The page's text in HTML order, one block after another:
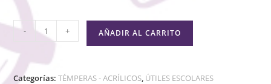
- + AÑADIR AL CARRITO
Categorías:TÉMPERAS - ACRÍLICOS, ÚTILES ESCOLARES